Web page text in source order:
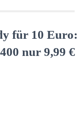
für 10 Euro:
nur 9,99 €